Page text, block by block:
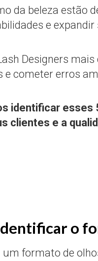
da beleza estão
e
Designers
cometer erros
identificar esses
clientes e a
o
formato de